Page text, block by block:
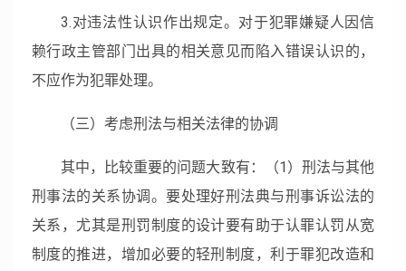
3.对违法性认识作出规定。对于犯罪嫌疑人因信
赖行政主管部门出具的相关意见而陷入错误认识的，
不应作为犯罪处理。
（三）考虑刑法与相关法律的协调
其中，比较重要的问题大致有：（1）刑法与其他
刑事法的关系协调。要处理好刑法典与刑事诉讼法的
关系，尤其是刑罚制度的设计要有助于认罪认罚从宽
制度的推进，增加必要的轻刑制度，利于罪犯改造和